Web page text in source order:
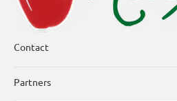
Contact
Partners